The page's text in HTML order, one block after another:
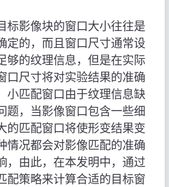
标影像块的窗口大小往往是
定的，而且窗口尺寸通常设
够的纹理信息，但是在实际
口尺寸将对实验结果的准确
小匹配窗口由于纹理信息缺
题，当影像窗口包含一些细
的匹配窗口将使形变结果变
情况都会对影像匹配的准确
，由此，在本发明中，通过
配策略来计算合适的目标窗